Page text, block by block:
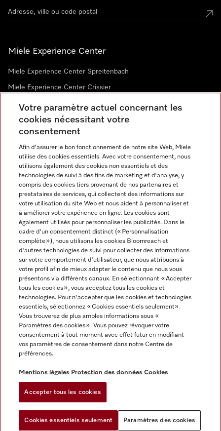
Miele Experience Center
Miele Experience Center Spreitenbach
Miele Experience Center Crissier
Newsletter
Langue
FRANÇAIS
Mentions légales
CGV
Protection des données
Paramètres des cookies
Miele sur Youtube
Votre paramètre actuel concernant les
cookies nécessitant votre
consentement
Afin d'assurer le bon fonctionnement de notre site Web, Miele
utilise des cookies essentiels. Avec votre consentement, nous
utilisons également des cookies non essentiels et des
technologies de suivi à des fins de marketing et d'analyse, y
compris des cookies tiers provenant de nos partenaires et
prestataires de services, qui collectent des informations sur
votre utilisation du site Web et nous aident à personnaliser et
à améliorer votre expérience en ligne. Les cookies sont
également utilisés pour personnaliser les publicités. Dans le
cadre d'un consentement distinct (« Personnalisation
complète »), nous utilisons les cookies Bloomreach et
d'autres technologies de suivi pour collecter des informations
sur votre comportement d'utilisateur, que nous attribuons à
votre profil afin de mieux adapter le contenu que nous vous
présentons via différents canaux. En sélectionnant « Accepter
tous les cookies », vous acceptez tous les cookies et
technologies. Pour n'accepter que les cookies et technologies
essentiels, sélectionnez « Cookies essentiels seulement».
Vous trouverez de plus amples informations sous «
Paramètres des cookies ». Vous pouvez révoquer votre
consentement à tout moment avec effet futur en modifiant
vos paramètres de consentement dans notre Centre de
préférences.
Mentions légales Protection des données Cookies
Accepter tous les cookies
Cookies essentiels seulement Paramètres des cookies